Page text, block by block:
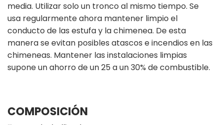
media. Utilizar solo un tronco al mismo tiempo. Se
usa regularmente ahora mantener limpio el
conducto de las estufa y la chimenea. De esta
manera se evitan posibles atascos e incendios en las
chimeneas. Mantener las instalaciones limpias
supone un ahorro de un 25 a un 30% de combustible.
COMPOSICIÓN